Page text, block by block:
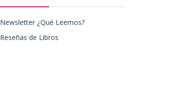
Newsletter ¿Qué Leemos?
Reseñas de Libros